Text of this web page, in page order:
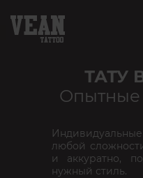
ТАТУ
Опытные
любой
и аккуратно,
нужный стиль.